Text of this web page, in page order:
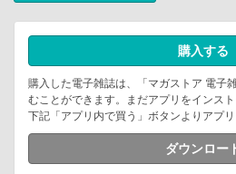
購入する
購入した電子雑誌は、「マガストア 電子
むことができます。まだアプリをインス
下記「アプリ内で買う」ボタンよりアプ
ダウンロー